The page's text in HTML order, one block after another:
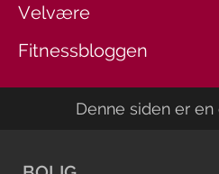
Velvære
Fitnessbloggen
Denne siden er en